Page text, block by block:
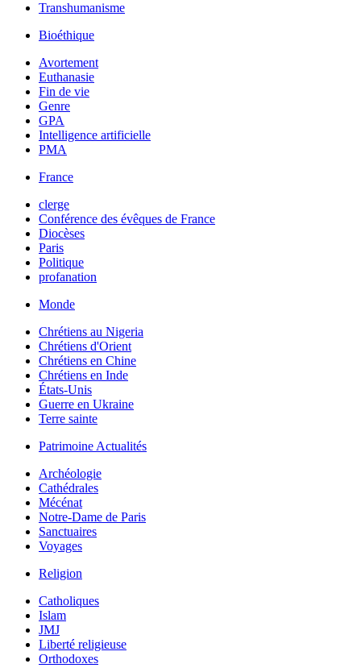
Transhumanisme
Bioéthique
Avortement
Euthanasie
Fin de vie
Genre
GPA
Intelligence artificielle
PMA
France
clerge
Conférence des évêques de France
Diocèses
Paris
Politique
profanation
Monde
Chrétiens au Nigeria
Chrétiens d'Orient
Chrétiens en Chine
Chrétiens en Inde
États-Unis
Guerre en Ukraine
Terre sainte
Patrimoine Actualités
Archéologie
Cathédrales
Mécénat
Notre-Dame de Paris
Sanctuaires
Voyages
Religion
Catholiques
Islam
JMJ
Liberté religieuse
Orthodoxes